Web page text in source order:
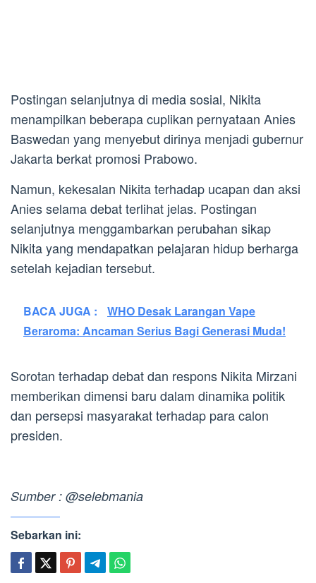
Postingan selanjutnya di media sosial, Nikita
menampilkan beberapa cuplikan pernyataan Anies
Baswedan yang menyebut dirinya menjadi gubernur
Jakarta berkat promosi Prabowo.
Namun, kekesalan Nikita terhadap ucapan dan aksi
Anies selama debat terlihat jelas. Postingan
selanjutnya menggambarkan perubahan sikap
Nikita yang mendapatkan pelajaran hidup berharga
setelah kejadian tersebut.
BACA JUGA :
WHO Desak Larangan Vape
Beraroma: Ancaman Serius Bagi Generasi Muda!
Sorotan terhadap debat dan respons Nikita Mirzani
memberikan dimensi baru dalam dinamika politik
dan persepsi masyarakat terhadap para calon
presiden.
Sumber : @selebmania
Sebarkan ini: